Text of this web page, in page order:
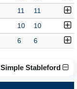
11 11
10 10
6 6
Stableford